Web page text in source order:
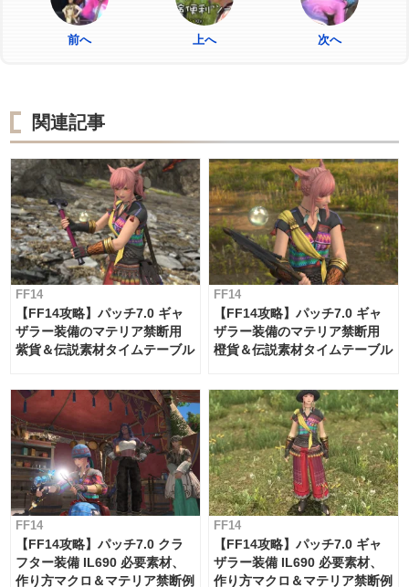
前へ 上へ 次へ
関連記事
FF14
【FF14攻略】パッチ7.0 ギャ
ザラー装備のマテリア禁断用
紫貨＆伝説素材タイムテーブル
FF14
【FF14攻略】パッチ7.0 ギャ
ザラー装備のマテリア禁断用
橙貨＆伝説素材タイムテーブル
FF14
【FF14攻略】パッチ7.0 クラ
フター装備 IL690 必要素材、
作り方マクロ＆マテリア禁断例
FF14
【FF14攻略】パッチ7.0 ギャ
ザラー装備 IL690 必要素材、
作り方マクロ＆マテリア禁断例